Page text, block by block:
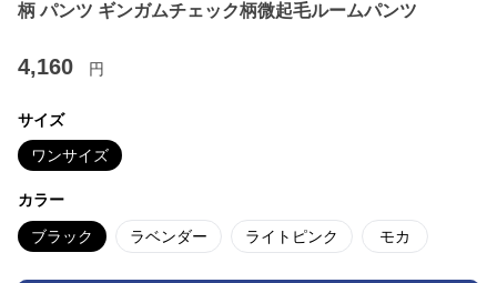
柄 パンツ ギンガムチェック柄微起毛ルームパンツ
4,160 円
サイズ
ワンサイズ
カラー
ブラック ラベンダー ライトピンク モカ